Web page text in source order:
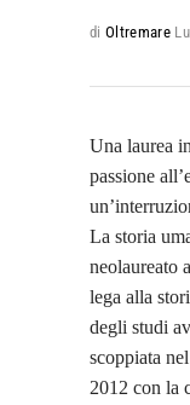
di Oltremare
Una laurea
passione
La storia
neolaureato
lega alla
degli studi
scoppiata
2012 con la